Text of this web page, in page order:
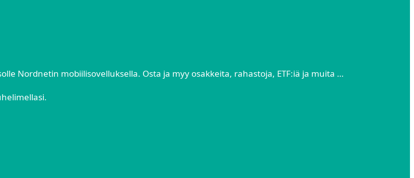
Nordnetin mobiilisovelluksella. Osta ja myy osakkeita, rahastoja, ETF:iä ja muita …